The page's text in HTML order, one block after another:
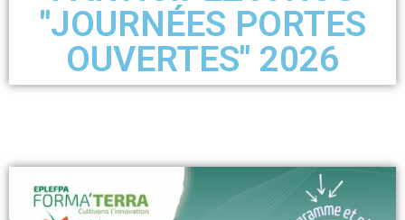
"JOURNÉES PORTES
OUVERTES" 2026